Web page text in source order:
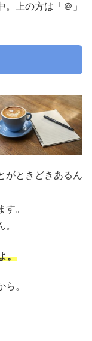
。上の方は「＠」
がときどきあるん
。
。
。